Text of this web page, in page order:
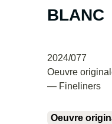
BLANC
2024/077
Oeuvre
— Fineliners
Oeuvre